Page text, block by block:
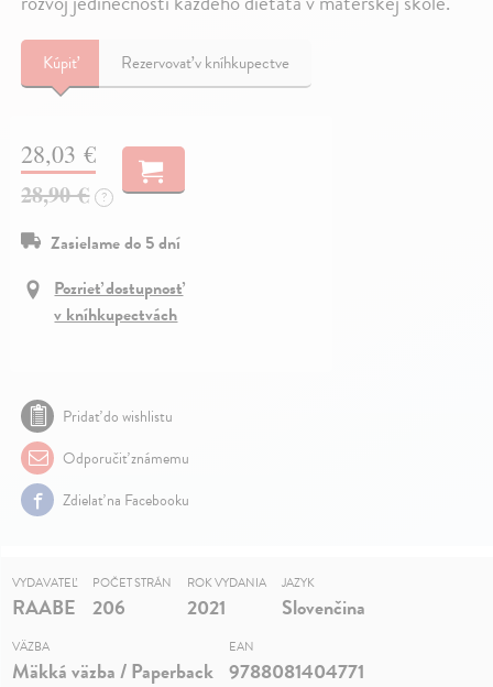
Kúpiť Rezervovať v kníhkupectve
28,03 €
28,90 € ?
Zasielame do 5 dní
Pozrieť dostupnosť
v kníhkupectvách
Pridať do wishlistu
Odporučiť známemu
Zdielať na Facebooku
VYDAVATEĽ
RAABE
POČET STRÁN
206
ROK VYDANIA
2021
JAZYK
Slovenčina
VÄZBA
Mäkká väzba / Paperback
EAN
9788081404771